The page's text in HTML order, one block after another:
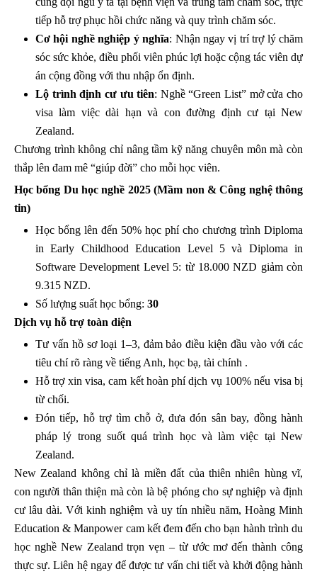
tiếp hỗ trợ phục hồi chức năng và quy trình chăm sóc.
Cơ hội nghề nghiệp ý nghĩa: Nhận ngay vị trí trợ lý chăm
sóc sức khỏe, điều phối viên phúc lợi hoặc cộng tác viên dự
án cộng đồng với thu nhập ổn định.
Lộ trình định cư ưu tiên: Nghề “Green List” mở cửa cho
visa làm việc dài hạn và con đường định cư tại New
Zealand.
Chương trình không chỉ nâng tầm kỹ năng chuyên môn mà còn
thắp lên đam mê “giúp đời” cho mỗi học viên.
Học bổng Du học nghề 2025 (Mầm non & Công nghệ thông
tin)
Học bổng lên đến 50% học phí cho chương trình Diploma
in Early Childhood Education Level 5 và Diploma in
Software Development Level 5: từ 18.000 NZD giảm còn
9.315 NZD.
Số lượng suất học bổng: 30
Dịch vụ hỗ trợ toàn diện
Tư vấn hồ sơ loại 1–3, đảm bảo điều kiện đầu vào với các
tiêu chí rõ ràng về tiếng Anh, học bạ, tài chính .
Hỗ trợ xin visa, cam kết hoàn phí dịch vụ 100% nếu visa bị
từ chối.
Đón tiếp, hỗ trợ tìm chỗ ở, đưa đón sân bay, đồng hành
pháp lý trong suốt quá trình học và làm việc tại New
Zealand.
New Zealand không chỉ là miền đất của thiên nhiên hùng vĩ,
con người thân thiện mà còn là bệ phóng cho sự nghiệp và định
cư lâu dài. Với kinh nghiệm và uy tín nhiều năm, Hoàng Minh
Education & Manpower cam kết đem đến cho bạn hành trình du
học nghề New Zealand trọn vẹn – từ ước mơ đến thành công
thực sự. Liên hệ ngay để được tư vấn chi tiết và khởi động hành